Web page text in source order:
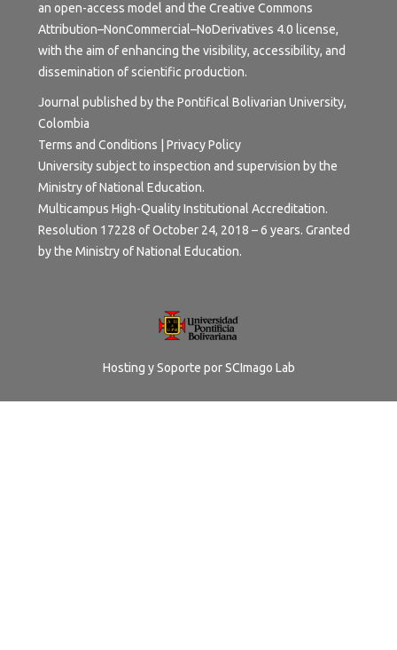
an open-access model and the Creative Commons
Attribution–NonCommercial–NoDerivatives 4.0 license,
with the aim of enhancing the visibility, accessibility, and
dissemination of scientific production.
Journal published by the Pontifical Bolivarian University,
Colombia
Terms and Conditions | Privacy Policy
University subject to inspection and supervision by the
Ministry of National Education.
Multicampus High-Quality Institutional Accreditation.
Resolution 17228 of October 24, 2018 – 6 years. Granted
by the Ministry of National Education.
Hosting y Soporte porSCImago Lab